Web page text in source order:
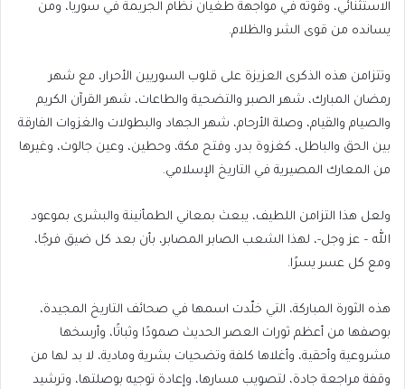
الاستثنائي، وقوته في مواجهة طغيان نظام الجريمة في سوريا، ومن
يسانده من قوى الشر والظلام.
وتتزامن هذه الذكرى العزيزة على قلوب السوريين الأحرار، مع شهر
رمضان المبارك، شهر الصبر والتضحية والطاعات، شهر القرآن الكريم
والصيام والقيام، وصلة الأرحام، شهر الجهاد والبطولات والغزوات الفارقة
بين الحق والباطل، كغزوة بدر، وفتح مكة، وحطين، وعين جالوت، وغيرها
من المعارك المصيرية في التاريخ الإسلامي.
ولعل هذا التزامن اللطيف، يبعث بمعاني الطمأنينة والبشرى بموعود
الله – عز وجل-، لهذا الشعب الصابر المصابر، بأن بعد كل ضيق فرجًا،
ومع كل عسر يسرًا.
هذه الثورة المباركة، التي خلّدت اسمها في صحائف التاريخ المجيدة،
بوصفها من أعظم ثورات العصر الحديث صمودًا وثباتًا، وأرسخها
مشروعية وأحقية، وأغلاها كلفة وتضحيات بشرية ومادية، لا بد لها من
وقفة مراجعة جادة، لتصويب مسارها، وإعادة توجيه بوصلتها، وترشيد